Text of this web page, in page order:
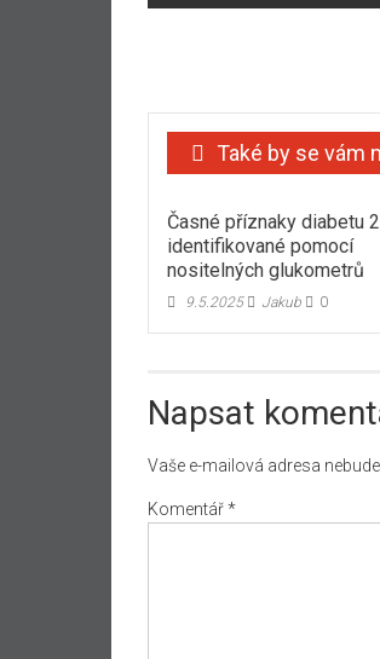
příspěvku
Také by se vám
Časné příznaky diabetu
identifikované pomocí
nositelných glukometrů
9.5.2025 Jakub 0
Napsat
Vaše e-mailová adresa nebude
Komentář*